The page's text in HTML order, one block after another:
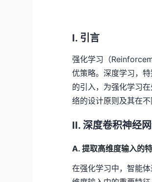
I. 引言
强化学习（
优策略。深度学习，
的引入，为强化学习
络的设计原则及其在不
II. 深度卷积神经
A. 提取高维度输入的
在强化学习中，智能